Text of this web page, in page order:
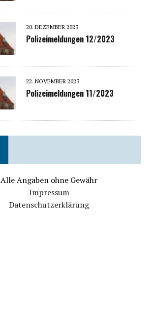
20. DEZEMBER 2023
Polizeimeldungen 12/2023
22. NOVEMBER 2023
Polizeimeldungen 11/2023
Alle Angaben ohne Gewähr
Impressum
Datenschutzerklärung